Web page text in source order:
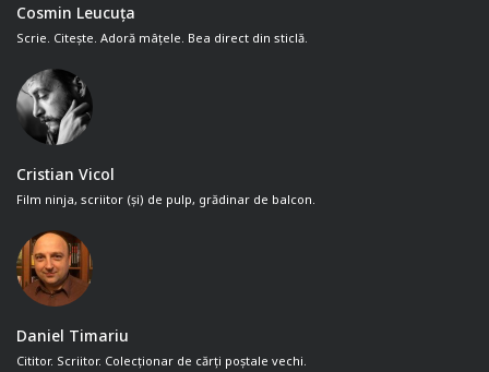
Cosmin Leucuța
Scrie. Citește. Adoră mâțele. Bea direct din sticlă.
Cristian Vicol
Film ninja, scriitor (și) de pulp, grădinar de balcon.
Daniel Timariu
Cititor. Scriitor. Colecționar de cărți poștale vechi.